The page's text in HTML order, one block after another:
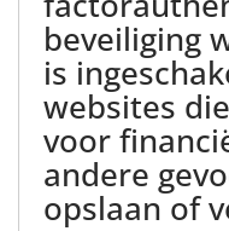
beveiliging
is
websites
voor
andere
opslaan of